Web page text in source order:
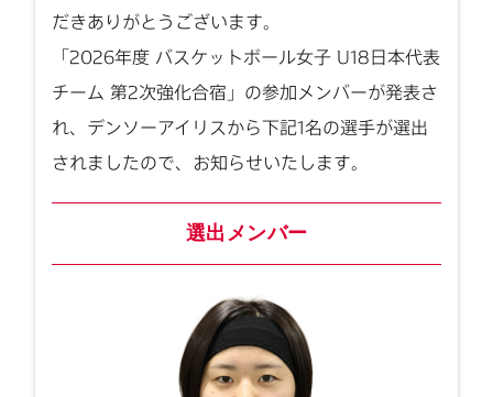
だきありがとうございます。
「2026年度 バスケットボール女子 U18日本代表
チーム 第2次強化合宿」の参加メンバーが発表さ
れ、デンソーアイリスから下記1名の選手が選出
されましたので、お知らせいたします。
選出メンバー